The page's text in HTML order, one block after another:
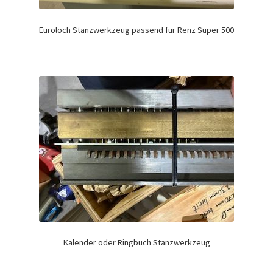
Euroloch Stanzwerkzeug passend für Renz Super 500
Kalender oder Ringbuch Stanzwerkzeug